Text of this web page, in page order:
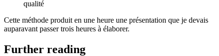
qualité
Cette méthode produit en une heure une présentation que je devais
auparavant passer trois heures à élaborer.
Further reading